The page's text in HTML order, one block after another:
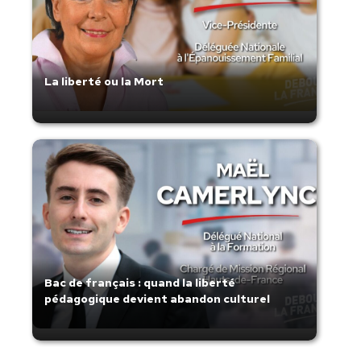
La liberté ou la Mort
Bac de français : quand la liberté
pédagogique devient abandon culturel